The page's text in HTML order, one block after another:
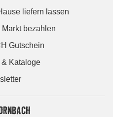
liefern lassen
bezahlen
Gutschein
& Kataloge